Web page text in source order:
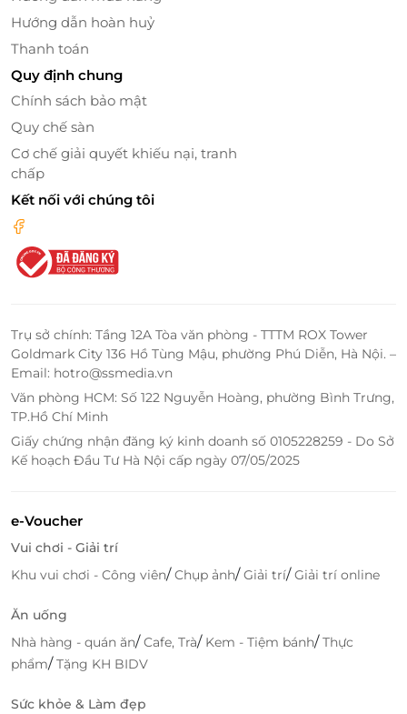
Ngoài ra, căn phòng sở hữu ban công riêng, nơi du
Trang bị đầy đủ tiện nghi cần thiết gồm:
Bàn làm việc
Hướng dẫn hoàn huỷ
Thanh toán
Quy định chung
Chính sách bảo mật
Quy chế sàn
Cơ chế giải quyết khiếu nại, tranh
chấp
Kết nối với chúng tôi
Trụ sở chính: Tầng 12A Tòa văn phòng - TTTM ROX Tower
Goldmark City 136 Hồ Tùng Mậu, phường Phú Diễn, Hà Nội. –
Email: hotro@ssmedia.vn
Văn phòng HCM: Số 122 Nguyễn Hoàng, phường Bình Trưng,
TP.Hồ Chí Minh
Giấy chứng nhận đăng ký kinh doanh số 0105228259 - Do Sở
Kế hoạch Đầu Tư Hà Nội cấp ngày 07/05/2025
e-Voucher
Vui chơi - Giải trí
Khu vui chơi - Công viên/Chụp ảnh/Giải trí/Giải trí online
Ăn uống
Nhà hàng - quán ăn/Cafe, Trà/ Kem - Tiệm bánh/Thực
phẩm/Tặng KH BIDV
Sức khỏe & Làm đẹp